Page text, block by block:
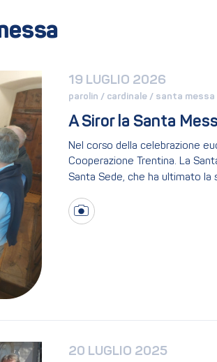
19 LUGLIO 2026
parolin / cardinale / santa messa
A Siror la Santa
Nel corso della celebrazione
Cooperazione Trentina. La
Santa Sede, che ha ultimato la
20 LUGLIO 2025